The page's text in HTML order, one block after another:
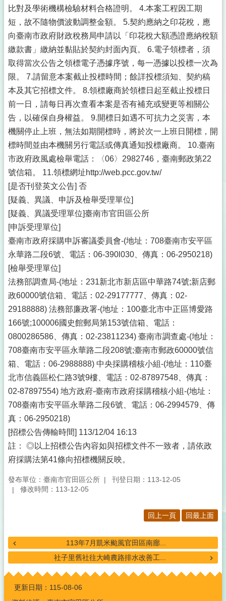
比對及學術機構檢驗材料合格證明。 4.本案工程因工期
短，故不隨物價波動調整金額。 5.契約應納之印花稅，應
向臺南市政府財政稅務局申請以「印花稅大額憑證應納稅額
繳款書」繳納並黏貼於契約封面內頁。 6.電子領標者，須
取得當次公告之領標電子憑據序號，每一憑據以投標一次為
限。 7.請留意本案截止投標時間；餘詳投標須知、契約稿
本及其它招標文件。 8.領標廠商於領標日起至截止投標日
前一日，請每日再次查看本案是否有補充或變更等相關公
告，以確保自身權益。 9.開標日如遇不可抗力之災害，本
機關停止上班，無法如期開標時，將於次一上班日開標，開
標時間並由本機關另行電話或傳真通知投標廠商。 10.臺南
市政府政風處檢舉電話：〈06〉2982746，臺南郵政第22
號信箱。 11.領標網址http://web.pcc.gov.tw/
[是否刊登英文公告] 否
[疑義、異議、申訴及檢舉受理單位]
[疑義、異議受理單位]臺南市官田區公所
[申訴受理單位]
臺南市政府採購申訴審議委員會-(地址：708臺南市安平區
永華路二段6號、電話：06-390l030、傳真：06-2950218)
[檢舉受理單位]
法務部調查局-(地址：231新北市新店區中華路74號;新店郵
政60000號信箱、電話：02-29177777、傳真：02-
29188888) 法務部廉政署-(地址：100臺北市中正區博愛路
166號;100006國史館郵局第153號信箱、電話：
0800286586、傳真：02-23811234) 臺南市調查處-(地址：
708臺南市安平區永華路二段208號;臺南市郵政60000號信
箱、電話：06-2988888) 中央採購稽核小組-(地址：110臺
北市信義區松仁路3號9樓、電話：02-87897548、傳真：
02-87897554) 地方政府-臺南市政府採購稽核小組-(地址：
708臺南市安平區永華路二段6號、電話：06-2994579、傳
真：06-2950218)
[招標公告傳輸時間] 113/12/04 16:13
註： ◎以上招標公告內容如與招標文件不一致者，請依政
府採購法第41條向招標機關反映。
發布單位：臺南市官田區公所
刊登日期：113-12-05
修改時間：113-12-05
回上一頁 回最上面
113年7月凱米颱風官田區南廍...
社子里舊社往大崎農路排水改善工...
:::
更新日期： 115-08-06